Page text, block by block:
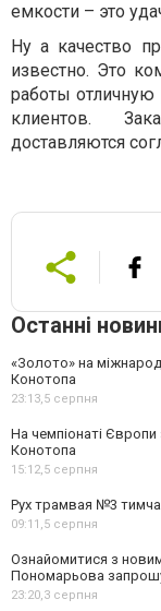
емкости – это
Ну а качество
известно. Это
работы
клиентов.
доставляются
Останні
«Золото» на
Конотопа
23:13,5 серпня
На чемпіонаті Європи
Конотопа
15:12,5 серпня
Рух трамвая №3
09:11,5 серпня
Ознайомитися з
Пономарьова
23:20,3 серпня